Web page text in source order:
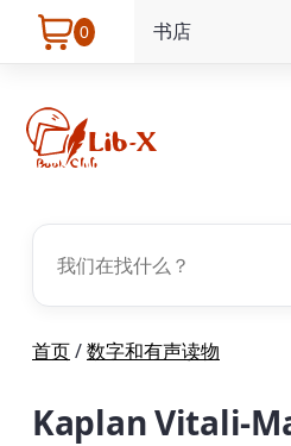
0 书店
首页/数字和有声读物
Kaplan Vitali-